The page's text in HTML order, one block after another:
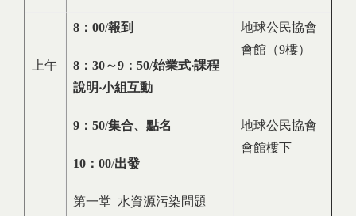
上午
8 ： 00/報到
8 ： 30～9 ： 50/始業式‧課程
說明‧小組互動
9 ： 50/集合、點名
10 ： 00/出發
第一堂 水資源污染問題
地球公民協會
會館（9樓）
地球公民協會
會館樓下